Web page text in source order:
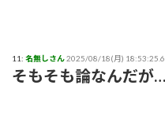
11: 名無しさん2025/08/18(月)
そもそも論なんだが…